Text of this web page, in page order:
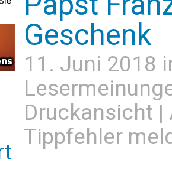
Geschenk
11. Juni 2018
Druckansicht |
Tippfehler